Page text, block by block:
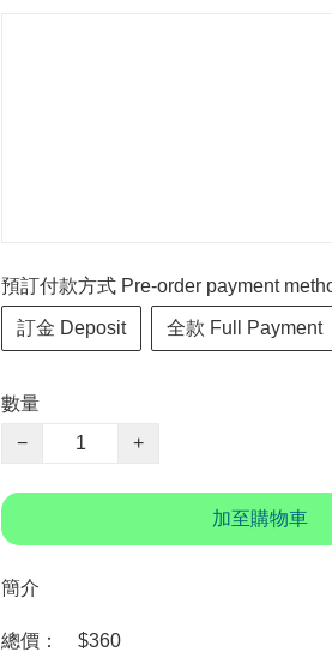
預訂付款方式 Pre-order payment
訂金 Deposit 全款 Full Payment
數量
−
+
加至購物車
簡介
總價：　$360